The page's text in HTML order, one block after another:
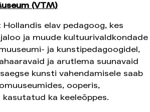
(VTM)
elav pedagoog, kes
ja muude kultuurivaldkondade
ja kunstipedagoogidel,
ja arutlema suunavaid
kunsti vahendamisele saab
ooperis,
ka keeleõppes.